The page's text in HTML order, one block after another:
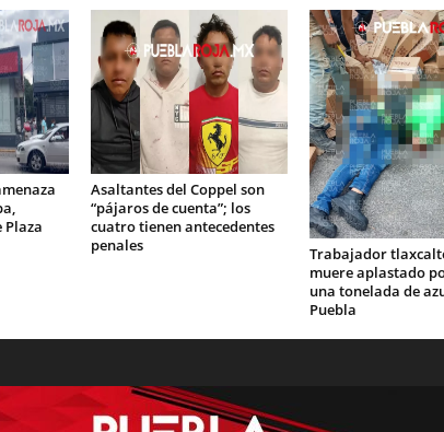
Asaltantes del Coppel son
“pájaros de cuenta”; los
cuatro tienen antecedentes
penales
Trabajador
muere aplastado
una tonelada de
Puebla